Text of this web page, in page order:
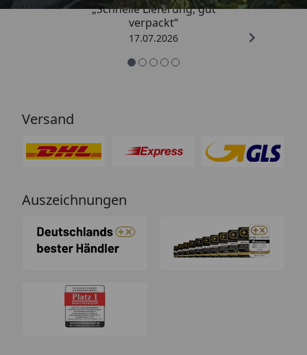
„Schnelle Lieferung, gut
verpackt“
17.07.2026
Versand
Auszeichnungen